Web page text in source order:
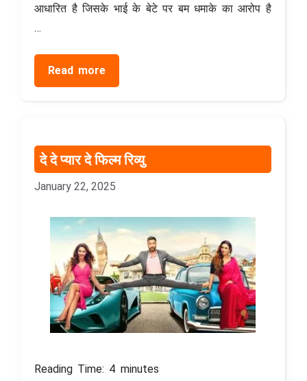
आधारित है जिसके भाई के बेटे पर बम धमाके का आरोप है
…
Read more
दे दे प्यार दे फिल्म रिव्यु
January 22, 2025
Reading Time: 4 minutes